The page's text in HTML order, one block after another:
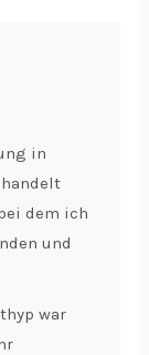
in
dem ich
und
war